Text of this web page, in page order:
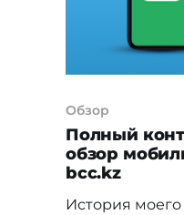
Обзор
Полный
обзор
bcc.kz
История моего